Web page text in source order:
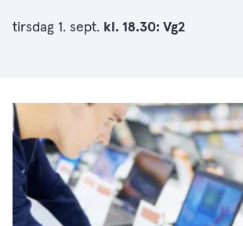
tirsdag 1. sept. kl. 18.30: Vg2